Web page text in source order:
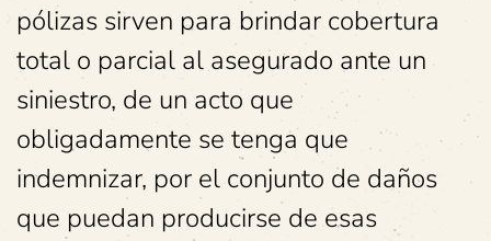
pólizas sirven para brindar cobertura
total o parcial al asegurado ante un
siniestro, de un acto que
obligadamente se tenga que
indemnizar, por el conjunto de daños
que puedan producirse de esas